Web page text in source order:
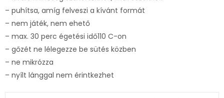
– puhítsa, amíg felveszi a kívánt formát
– nem játék, nem ehető
– max. 30 perc égetési idő110 C-on
– gőzét ne lélegezze be sütés közben
– ne mikrózza
– nyílt lánggal nem érintkezhet